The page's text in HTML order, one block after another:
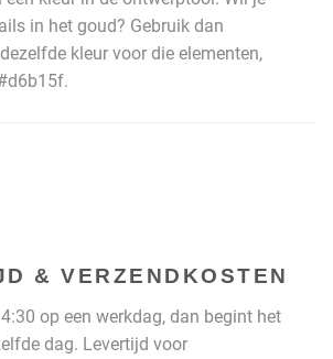
in het goud? Gebruik dan
kleur voor die elementen,
& VERZENDKOSTEN
op een werkdag, dan begint het
dag. Levertijd voor